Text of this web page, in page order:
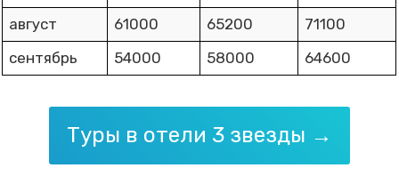
август
61000 65200
71100
сентябрь
54000 58000 64600
Туры в отели 3 звезды →